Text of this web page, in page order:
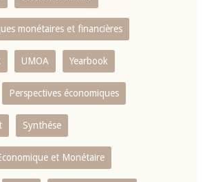
monétaires et financières
UMOA Yearbook
Perspectives économiques
Synthése
et Monétaire